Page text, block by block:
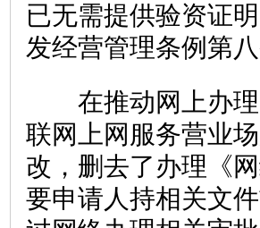
已无需提供验资证
发经营管理条例第八
在推动网上办理
联网上网服务营业
改，删去了办理《
要申请人持相关文